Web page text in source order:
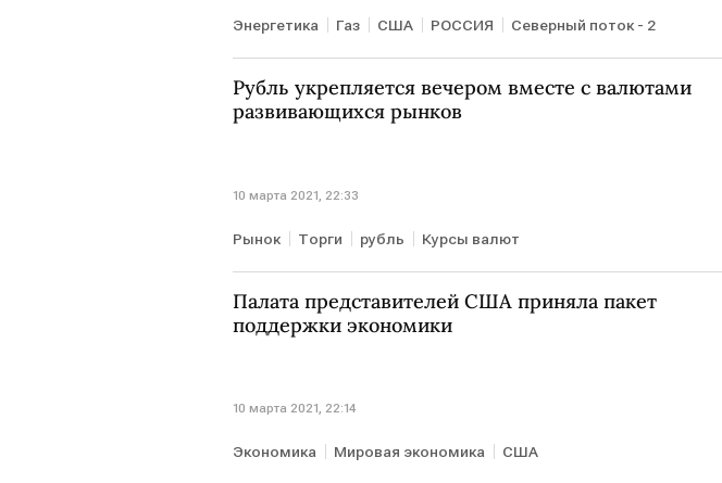
Энергетика Газ США РОССИЯ Северный поток - 2
Рубль укрепляется вечером вместе с валютами
развивающихся рынков
10 марта 2021, 22:33
Рынок Торги рубль Курсы валют
Палата представителей США приняла пакет
поддержки экономики
10 марта 2021, 22:14
Экономика Мировая экономика США